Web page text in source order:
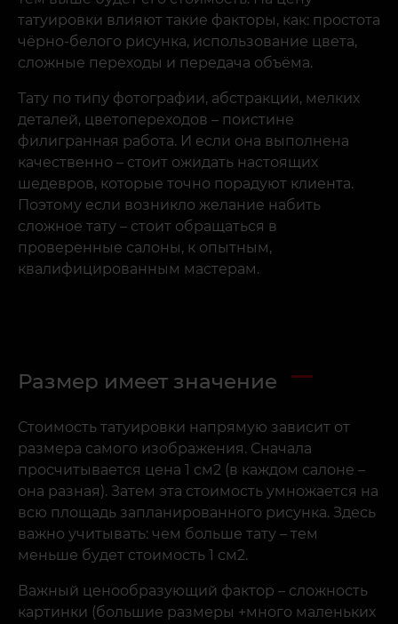
татуировки влияют такие факторы, как: простота
чёрно-белого рисунка, использование цвета,
сложные переходы и передача объёма.
Тату по типу фотографии, абстракции, мелких
деталей, цветопереходов – поистине
филигранная работа. И если она выполнена
качественно – стоит ожидать настоящих
шедевров, которые точно порадуют клиента.
Поэтому если возникло желание набить
сложное тату – стоит обращаться в
проверенные салоны, к опытным,
квалифицированным мастерам.
Размер имеет значение
Стоимость татуировки напрямую зависит от
размера самого изображения. Сначала
просчитывается цена 1 см2 (в каждом салоне –
она разная). Затем эта стоимость умножается на
всю площадь запланированного рисунка. Здесь
важно учитывать: чем больше тату – тем
меньше будет стоимость 1 см2.
Важный ценообразующий фактор – сложность
картинки (большие размеры +много маленьких